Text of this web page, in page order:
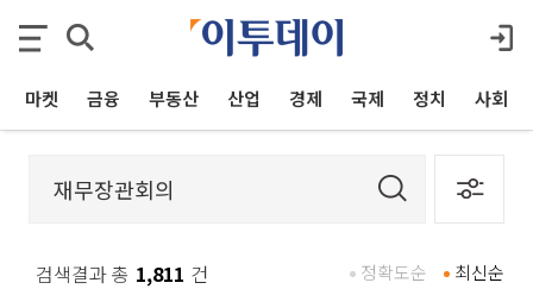
마켓 금융 부동산 산업 경제 국제 정치 사회
검색결과 총 1,811 건 최신순
정확도순